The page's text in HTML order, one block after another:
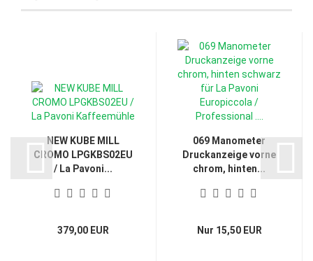
NEW KUBE MILL
CROMO LPGKBS02EU
/ La Pavoni...
379,00 EUR
069 Manometer
Druckanzeige vorne
chrom, hinten...
Nur 15,50 EUR